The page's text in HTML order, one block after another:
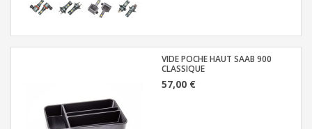
VIDE POCHE HAUT SAAB 900
CLASSIQUE
57,00 €